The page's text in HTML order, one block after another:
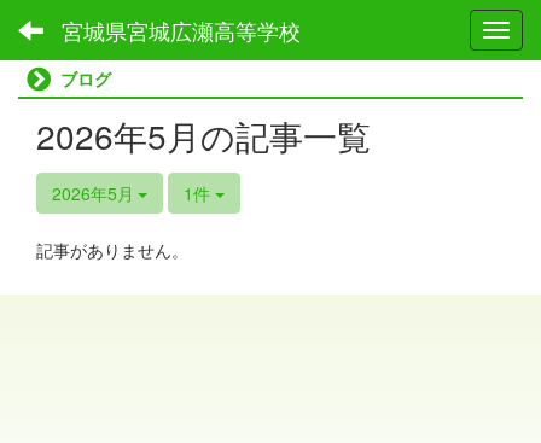
宮城県宮城広瀬高等学校
ブログ
2026年5月の記事一覧
2026年5月 1件
記事がありません。